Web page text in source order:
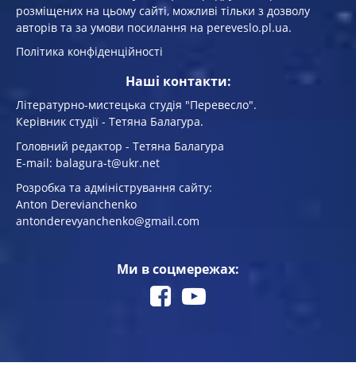
розміщених на цьому сайті, можливі тільки з дозволу
авторів та за умови посилання на pereveslo.pl.ua.
Політика конфіденційності
Наші контакти:
Літературно-мистецька студія "Перевесло".
Керівник студії - Тетяна Балагура.
Головний редактор - Тетяна Балагура
E-mail: balagura-t@ukr.net
Розробка та адміністрування сайту:
Anton Derevianchenko
antonderevyanchenko@gmail.com
Ми в соцмережах: